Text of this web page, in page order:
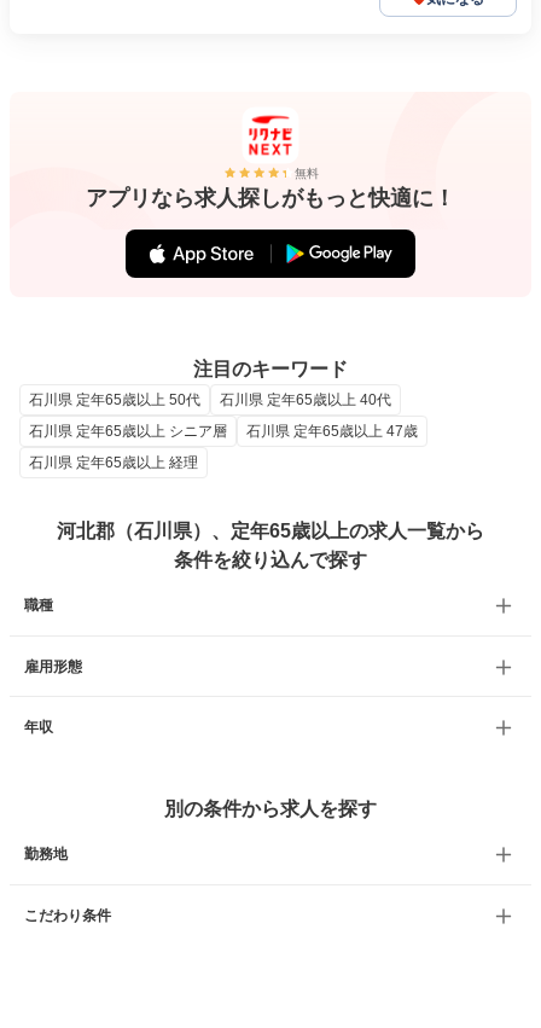
無料
アプリなら求人探しがもっと快適に！
注目のキーワード
石川県 定年65歳以上 50代
石川県 定年65歳以上 40代
石川県 定年65歳以上 シニア層
石川県 定年65歳以上 47歳
石川県 定年65歳以上 経理
河北郡（石川県）、定年65歳以上の求人一覧から
条件を絞り込んで探す
職種
雇用形態
年収
別の条件から求人を探す
勤務地
こだわり条件